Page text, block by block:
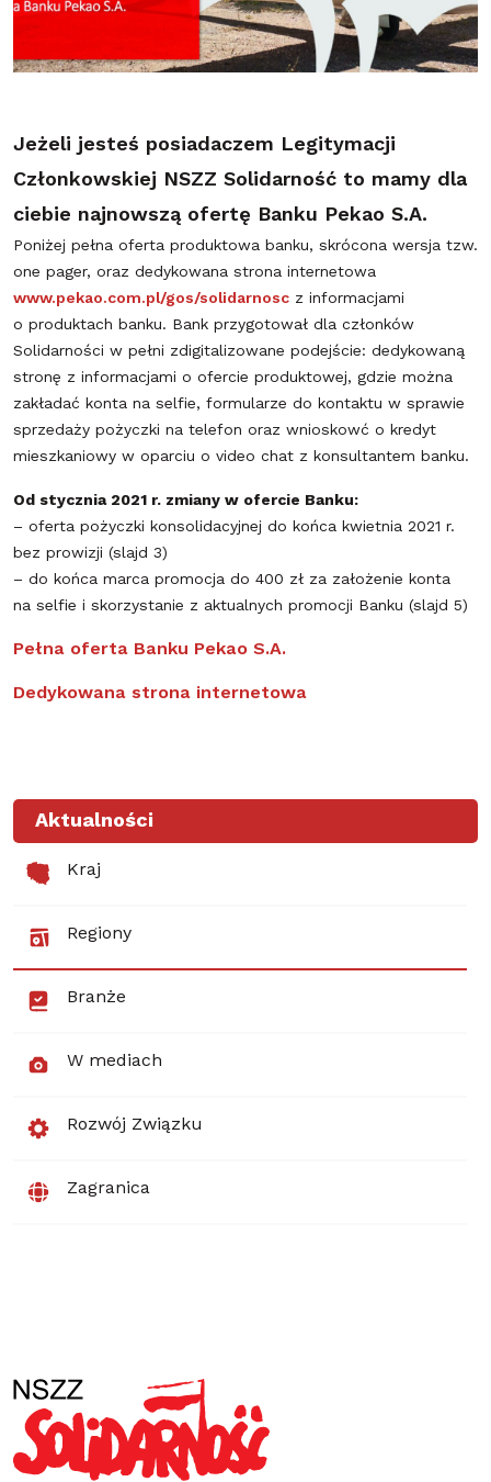
Jeżeli jesteś posiadaczem Legitymacji
Członkowskiej NSZZ Solidarność to mamy dla
ciebie najnowszą ofertę Banku Pekao S.A.
Poniżej pełna oferta produktowa banku, skrócona wersja tzw.
one pager, oraz dedykowana strona internetowa
www.pekao.com.pl/gos/solidarnosc z informacjami
o produktach banku. Bank przygotował dla członków
Solidarności w pełni zdigitalizowane podejście: dedykowaną
stronę z informacjami o ofercie produktowej, gdzie można
zakładać konta na selfie, formularze do kontaktu w sprawie
sprzedaży pożyczki na telefon oraz wnioskowć o kredyt
mieszkaniowy w oparciu o video chat z konsultantem banku.
Od stycznia 2021 r. zmiany w ofercie Banku:
– oferta pożyczki konsolidacyjnej do końca kwietnia 2021 r.
bez prowizji (slajd 3)
– do końca marca promocja do 400 zł za założenie konta
na selfie i skorzystanie z aktualnych promocji Banku (slajd 5)
Pełna oferta Banku Pekao S.A.
Dedykowana strona internetowa
Aktualności
Kraj
Regiony
Branże
W mediach
Rozwój Związku
Zagranica